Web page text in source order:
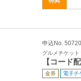
申込No.
グルメチケット
【コード
金券 電子チ